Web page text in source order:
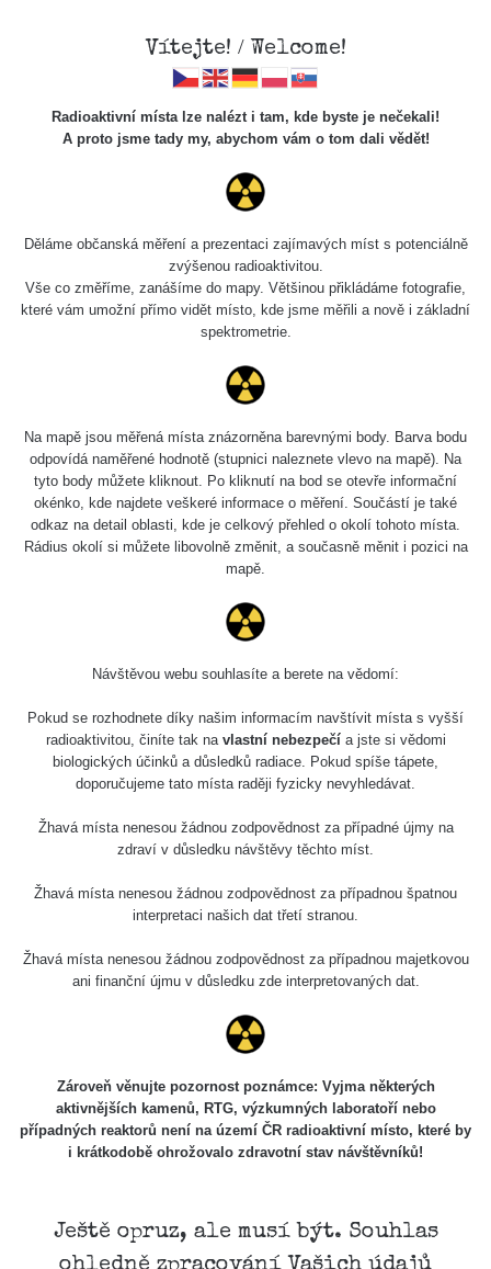
Veškerou správu dat přesouváme na
https://mapa.zhavamista.cz,
Děkujeme za pochopení.
Profil: Miroslav
Počet publikovaných míst:
0
Počet měřených cest:1
Poslední aktivita:6. 5. 2026
Poslední přidaná místa Všechna místa >>
dolina
- 0.25 µSv/h
Mapa
Lidé
Podpořte nás
Vítejte! / Welcome!
Radioaktivní místa lze nalézt i tam, kde byste je nečekali!
A proto jsme tady my, abychom vám o tom dali vědět!
Děláme občanská měření a prezentaci zajímavých míst s potenciálně
zvýšenou radioaktivitou.
Vše co změříme, zanášíme do mapy. Většinou přikládáme fotografie,
které vám umožní přímo vidět místo, kde jsme měřili a nově i základní
spektrometrie.
Na mapě jsou měřená místa znázorněna barevnými body. Barva bodu
odpovídá naměřené hodnotě (stupnici naleznete vlevo na mapě). Na
tyto body můžete kliknout. Po kliknutí na bod se otevře informační
okénko, kde najdete veškeré informace o měření. Součástí je také
odkaz na detail oblasti, kde je celkový přehled o okolí tohoto místa.
Rádius okolí si můžete libovolně změnit, a současně měnit i pozici na
mapě.
Návštěvou webu souhlasíte a berete na vědomí:
Pokud se rozhodnete díky našim informacím navštívit místa s vyšší
radioaktivitou, činíte tak na vlastní nebezpečía jste si vědomi
biologických účinků a důsledků radiace. Pokud spíše tápete,
doporučujeme tato místa raději fyzicky nevyhledávat.
Žhavá místa nenesou žádnou zodpovědnost za případné újmy na
zdraví v důsledku návštěvy těchto míst.
Žhavá místa nenesou žádnou zodpovědnost za případnou špatnou
interpretaci našich dat třetí stranou.
Žhavá místa nenesou žádnou zodpovědnost za případnou majetkovou
ani finanční újmu v důsledku zde interpretovaných dat.
Zároveň věnujte pozornost poznámce: Vyjma některých
aktivnějších kamenů, RTG, výzkumných laboratoří nebo
případných reaktorů není na území ČR radioaktivní místo, které by
i krátkodobě ohrožovalo zdravotní stav návštěvníků!
Ještě opruz, ale musí být. Souhlas